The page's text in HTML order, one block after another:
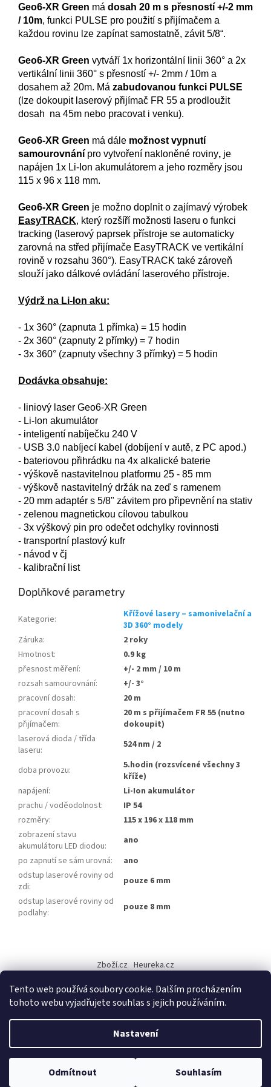
Tento web používá soubory cookie. Dalším procházením
tohoto webu vyjadřujete souhlas s jejich používáním.
Nastavení
Odmítnout Souhlasím
Geo6-XR Green má dosah 20 m s přesností +/-2 mm
/ 10m, funkci PULSE pro použití s přijímačem a
každou rovinu lze zapínat samostatně, závit 5/8“.
Geo6-XR Green vytváří 1x horizontální linii 360° a 2x
vertikální linii 360° s přesností +/- 2mm / 10m a
dosahem až 20m. Má zabudovanou funkci PULSE
(lze dokoupit laserový přijímač FR 55 a prodloužit
dosah na 45m nebo pracovat i venku).
Geo6-XR Green má dále možnost vypnutí
samourovnání pro vytvoření nakloněné roviny, je
napájen 1x Li-Ion akumulátorem a jeho rozměry jsou
115 x 96 x 118 mm.
Geo6-XR Green je možno doplnit o zajímavý výrobek
EasyTRACK, který rozšíří možnosti laseru o funkci
tracking (laserový paprsek přístroje se automaticky
zarovná na střed přijímače EasyTRACK ve vertikální
rovině v rozsahu 360°). EasyTRACK také zároveň
slouží jako dálkové ovládání laserového přístroje.
Výdrž na Li-Ion aku:
- 1x 360° (zapnuta 1 přímka) = 15 hodin
- 2x 360° (zapnuty 2 přímky) = 7 hodin
- 3x 360° (zapnuty všechny 3 přímky) = 5 hodin
Dodávka obsahuje:
- liniový laser Geo6-XR Green
- Li-Ion akumulátor
- inteligentí nabíječku 240 V
- USB 3.0 nabíjecí kabel (dobíjení v autě, z PC apod.)
- bateriovou přihrádku na 4x alkalické baterie
- výškově nastavitelnou platformu 25 - 85 mm
- výškově nastavitelný držák na zeď s ramenem
- 20 mm adaptér s 5/8" závitem pro připevnění na stativ
- zelenou magnetickou cílovou tabulkou
- 3x výškový pin pro odečet odchylky rovinnosti
- transportní plastový kufr
- návod v čj
- kalibrační list
Doplňkové parametry
Kategorie:
Křížové lasery – samonivelační a
3D 360° modely
Záruka:
2 roky
Hmotnost:
0.9 kg
přesnost měření:
+/- 2 mm / 10 m
rozsah samourovnání:
+/- 3°
pracovní dosah:
20 m
pracovní dosah s
přijímačem:
20 m s přijímačem FR 55 (nutno
dokoupit)
laserová dioda / třída
laseru: 524 nm / 2
doba provozu:
5.hodin (rozsvícené všechny 3
kříže)
napájení:
Li-Ion akumulátor
prachu / voděodolnost:
IP 54
rozměry:
115 x 196 x 118 mm
zobrazení stavu
akumulátoru LED diodou:
ano
po zapnutí se sám urovná:
ano
odstup laserové roviny od
zdi:
pouze 6 mm
odstup laserové roviny od
podlahy: pouze 8 mm
p
Zboží.cz Heureka.cz
Copyright 2026PumrTech. Všechna práva vyhrazena.Upravit